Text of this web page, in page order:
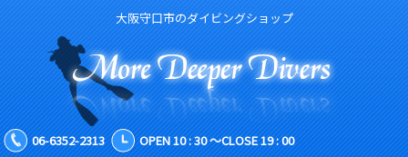
大阪守口市のダイビングショップ
06-6352-2313
OPEN 10 : 30 ～CLOSE 19 : 00